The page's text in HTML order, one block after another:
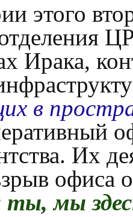
этого
Ирака,
в
Их
офиса
мы